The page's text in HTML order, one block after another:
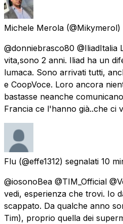
Michele Merola (@Mikymerol)
@donniebrasco80 @IliadItalia
vita,sono 2 anni. Iliad ha un
lumaca. Sono arrivati tutti,
e CoopVoce. Loro ancora
bastasse neanche
Francia ce l'hanno già..che ci
Flu (@effe1312) segnalati 10
@iosonoBea @TIM_Official
vedi, esperienza che trovi. Io
scappato. Da qualche anno
Tim), proprio quella dei